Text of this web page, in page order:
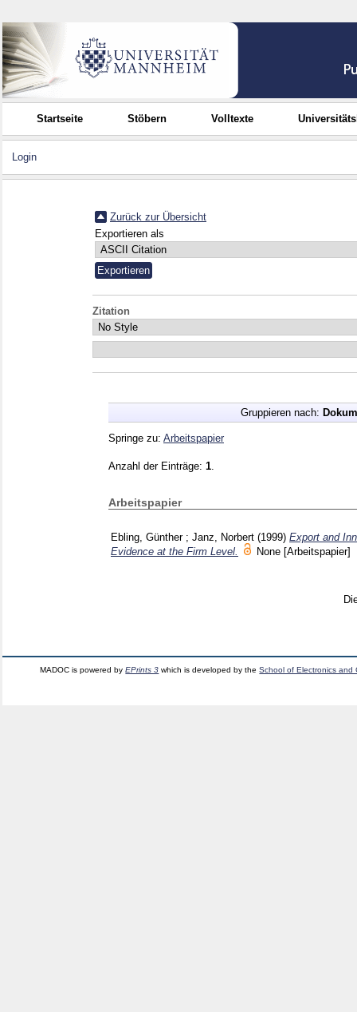
Startseite Stöbern Volltexte
Login
Zurück zur Übersicht
Exportieren als
Zitation
Gruppieren nach:
Springe zu: Arbeitspapier
Anzahl der Einträge: 1
Arbeitspapier
Ebling, Günther; Janz, Norbert (1999) Export and
Evidence at the Firm Level.
None [Arbeitspapier]
MADOC is powered byEPrints 3 which is developed by theSchool of Electronics and